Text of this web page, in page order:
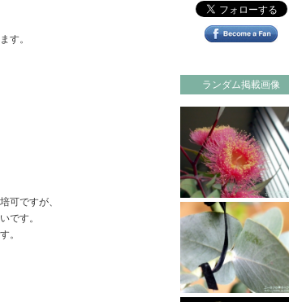
す。
可ですが、
です。
。
ランダム掲載画像